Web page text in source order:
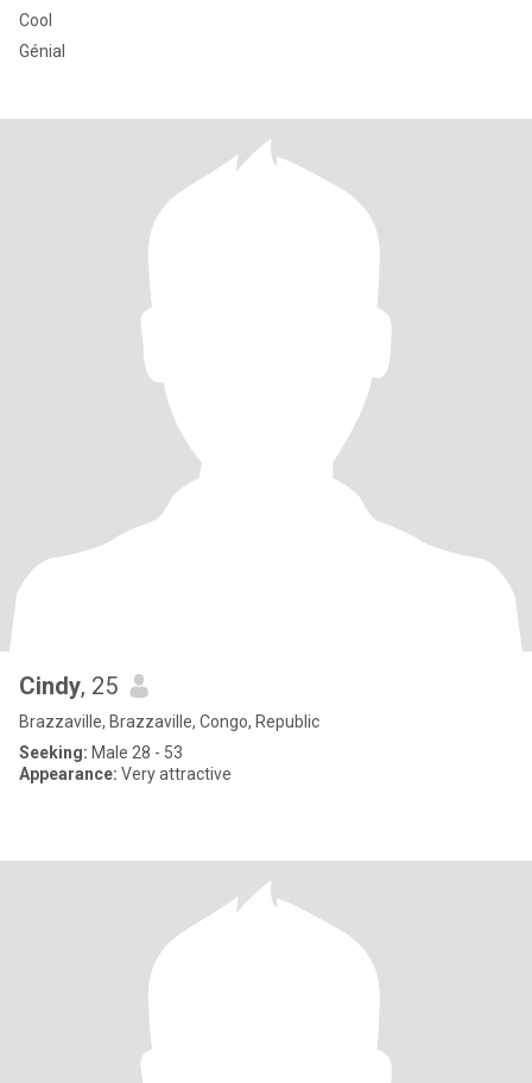
Cool
Génial
Cindy, 25
Brazzaville, Brazzaville, Congo, Republic
Seeking: Male 28 - 53
Appearance: Very attractive